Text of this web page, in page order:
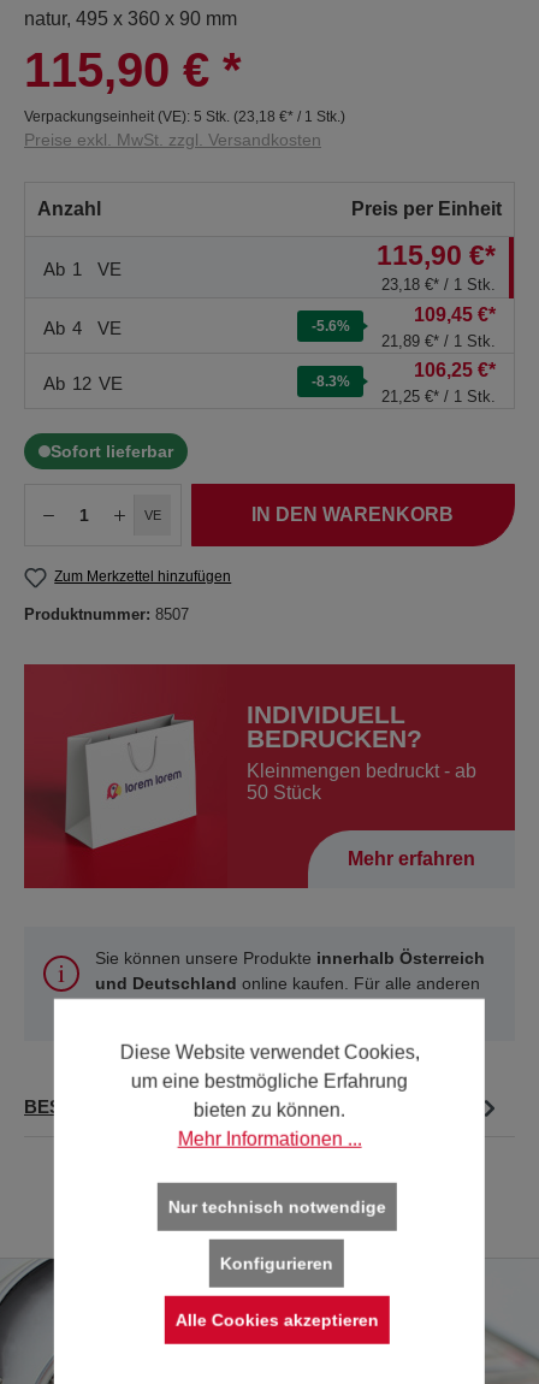
natur, 495 x 360 x 90 mm
115,90 € *
Verpackungseinheit (VE): 5 Stk. (23,18 €* / 1 Stk.)
Preise exkl. MwSt. zzgl. Versandkosten
Anzahl Preis per Einheit
Ab 1 VE 115,90 €*
23,18 €* / 1 Stk.
Ab 4 VE -5.6%
109,45 €*
21,89 €* / 1 Stk.
Ab 12 VE -8.3%
106,25 €*
21,25 €* / 1 Stk.
Sofort lieferbar
VE IN DEN WARENKORB
Zum Merkzettel hinzufügen
Produktnummer: 8507
INDIVIDUELL
BEDRUCKEN?
Kleinmengen bedruckt - ab
50 Stück
Mehr erfahren
Sie können unsere Produkte innerhalb Österreich
und Deutschland online kaufen. Für alle anderen
BESCHREIBUNG
Diese Website verwendet Cookies,
um eine bestmögliche Erfahrung
bieten zu können.
Mehr Informationen ...
Nur technisch notwendige
Konfigurieren
Alle Cookies akzeptieren